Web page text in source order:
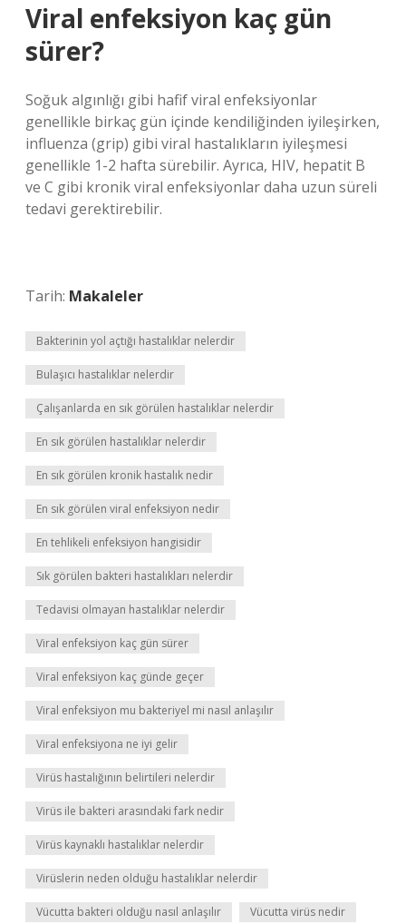
Viral enfeksiyon kaç gün
sürer?
Soğuk algınlığı gibi hafif viral enfeksiyonlar
genellikle birkaç gün içinde kendiliğinden iyileşirken,
influenza (grip) gibi viral hastalıkların iyileşmesi
genellikle 1-2 hafta sürebilir. Ayrıca, HIV, hepatit B
ve C gibi kronik viral enfeksiyonlar daha uzun süreli
tedavi gerektirebilir.
Tarih: Makaleler
Bakterinin yol açtığı hastalıklar nelerdir
Bulaşıcı hastalıklar nelerdir
Çalışanlarda en sık görülen hastalıklar nelerdir
En sık görülen hastalıklar nelerdir
En sık görülen kronik hastalık nedir
En sık görülen viral enfeksiyon nedir
En tehlikeli enfeksiyon hangisidir
Sık görülen bakteri hastalıkları nelerdir
Tedavisi olmayan hastalıklar nelerdir
Viral enfeksiyon kaç gün sürer
Viral enfeksiyon kaç günde geçer
Viral enfeksiyon mu bakteriyel mi nasıl anlaşılır
Viral enfeksiyona ne iyi gelir
Virüs hastalığının belirtileri nelerdir
Virüs ile bakteri arasındaki fark nedir
Virüs kaynaklı hastalıklar nelerdir
Virüslerin neden olduğu hastalıklar nelerdir
Vücutta bakteri olduğu nasıl anlaşılır Vücutta virüs nedir